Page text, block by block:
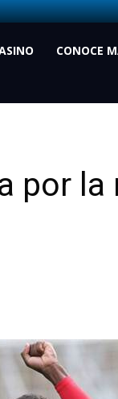
CONOCE
por la